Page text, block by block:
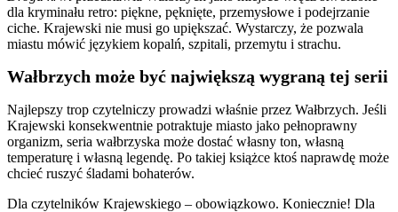
dla kryminału retro: piękne, pęknięte, przemysłowe i podejrzanie
ciche. Krajewski nie musi go upiększać. Wystarczy, że pozwala
miastu mówić językiem kopalń, szpitali, przemytu i strachu.
Wałbrzych może być największą wygraną tej serii
Najlepszy trop czytelniczy prowadzi właśnie przez Wałbrzych. Jeśli
Krajewski konsekwentnie potraktuje miasto jako pełnoprawny
organizm, seria wałbrzyska może dostać własny ton, własną
temperaturę i własną legendę. Po takiej książce ktoś naprawdę może
chcieć ruszyć śladami bohaterów.
Dla czytelników Krajewskiego – obowiązkowo. Koniecznie! Dla